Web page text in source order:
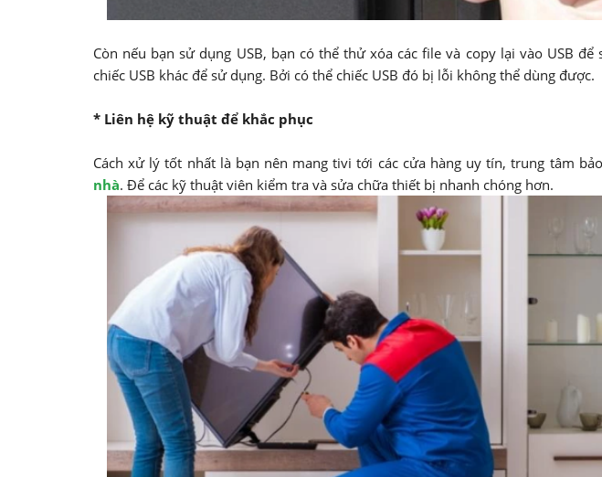
Còn nếu bạn sử dụng USB, bạn có thể thử xóa các file và copy lại vào USB
chiếc USB khác để sử dụng. Bởi có thể chiếc USB đó bị lỗi không thể dùng được.
* Liên hệ kỹ thuật để khắc phục
Cách xử lý tốt nhất là bạn nên mang tivi tới các cửa hàng uy tín, trung tâm
nhà. Để các kỹ thuật viên kiểm tra và sửa chữa thiết bị nhanh chóng hơn.